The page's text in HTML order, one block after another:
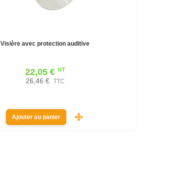
Visière avec protection auditive
22,05 € HT
26,46 € TTC
Ajouter au panier